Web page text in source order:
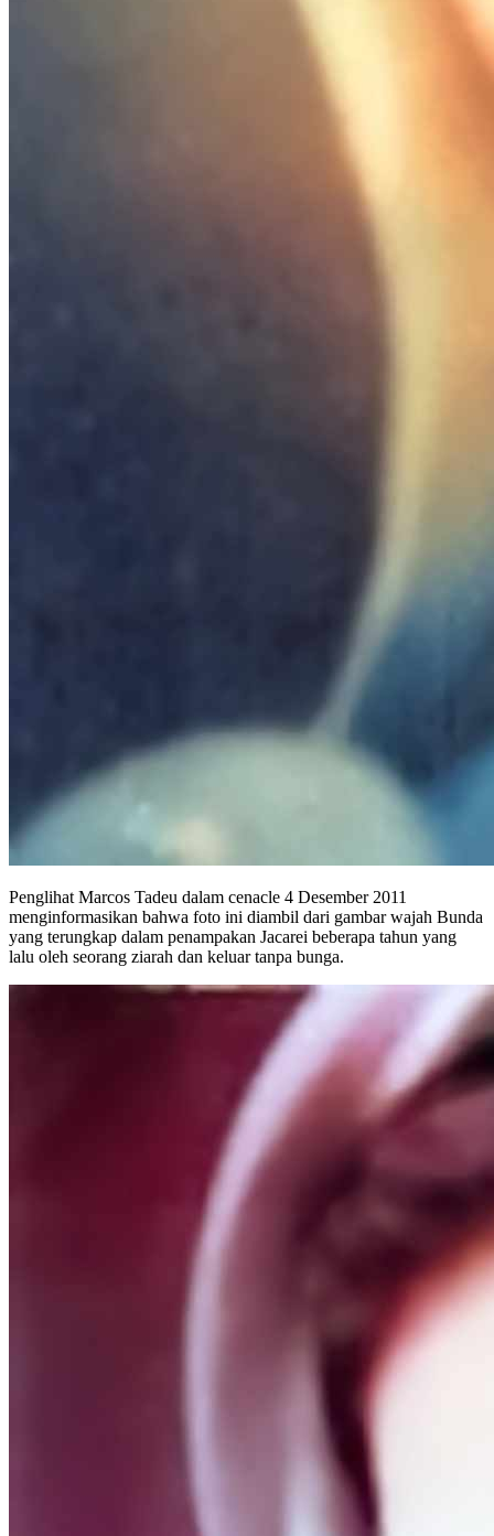
Penglihat Marcos Tadeu dalam cenacle 4 Desember 2011
menginformasikan bahwa foto ini diambil dari gambar wajah Bunda
yang terungkap dalam penampakan Jacarei beberapa tahun yang
lalu oleh seorang ziarah dan keluar tanpa bunga.